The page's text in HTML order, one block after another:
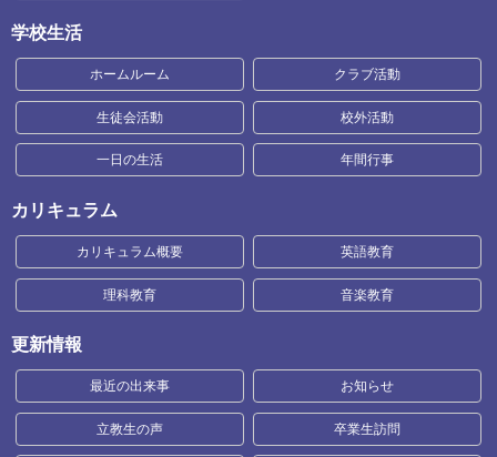
学校生活
ホームルーム クラブ活動
生徒会活動 校外活動
一日の生活 年間行事
カリキュラム
カリキュラム概要 英語教育
理科教育 音楽教育
更新情報
最近の出来事 お知らせ
立教生の声 卒業生訪問